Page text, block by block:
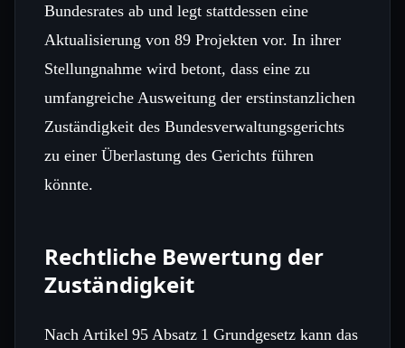
Bundesrates ab und legt stattdessen eine
Aktualisierung von 89 Projekten vor. In ihrer
Stellungnahme wird betont, dass eine zu
umfangreiche Ausweitung der erstinstanzlichen
Zuständigkeit des Bundesverwaltungsgerichts
zu einer Überlastung des Gerichts führen
könnte.
Rechtliche Bewertung der
Zuständigkeit
Nach Artikel 95 Absatz 1 Grundgesetz kann das